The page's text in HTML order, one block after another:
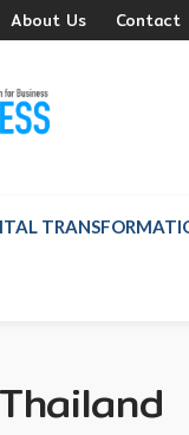
About Us Contact